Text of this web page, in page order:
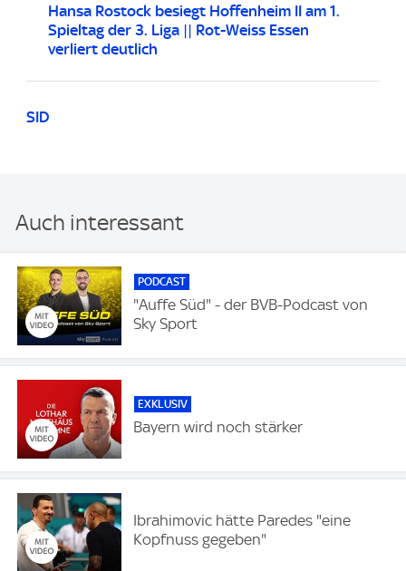
Hansa Rostock besiegt Hoffenheim II am 1.
Spieltag der 3. Liga || Rot-Weiss Essen
verliert deutlich
SID
Auch interessant
PODCAST
"Auffe Süd" - der BVB-Podcast von
Sky Sport
EXKLUSIV
Bayern wird noch stärker
Ibrahimovic hätte Paredes "eine
Kopfnuss gegeben"